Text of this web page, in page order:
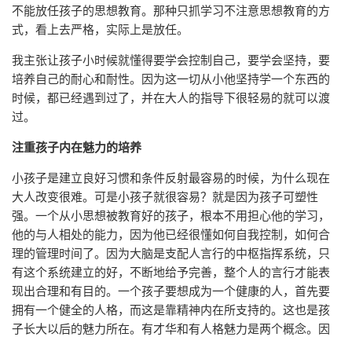
不能放任孩子的思想教育。那种只抓学习不注意思想教育的方
式，看上去严格，实际上是放任。
我主张让孩子小时候就懂得要学会控制自己，要学会坚持，要
培养自己的耐心和耐性。因为这一切从小他坚持学一个东西的
时候，都已经遇到过了，并在大人的指导下很轻易的就可以渡
过。
注重孩子内在魅力的培养
小孩子是建立良好习惯和条件反射最容易的时候，为什么现在
大人改变很难。可是小孩子就很容易？就是因为孩子可塑性
强。一个从小思想被教育好的孩子，根本不用担心他的学习，
他的与人相处的能力，因为他已经很懂如何自我控制，如何合
理的管理时间了。因为大脑是支配人言行的中枢指挥系统，只
有这个系统建立的好，不断地给予完善，整个人的言行才能表
现出合理和有目的。一个孩子要想成为一个健康的人，首先要
拥有一个健全的人格，而这是靠精神内在所支持的。这也是孩
子长大以后的魅力所在。有才华和有人格魅力是两个概念。因